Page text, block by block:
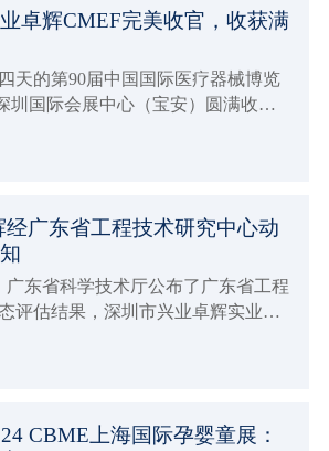
卓辉CMEF完美收官，收获满
天的第90届中国国际医疗器械博览
圳国际会展中心（宝安）圆满收
家和地区的专业观众，共同见证了
广东省工程技术研究中心动
广东省科学技术厅公布了广东省工程
评估结果，深圳市兴业卓辉实业有
究中心顺利地通过了严格的评审和
CBME上海国际孕婴童展：